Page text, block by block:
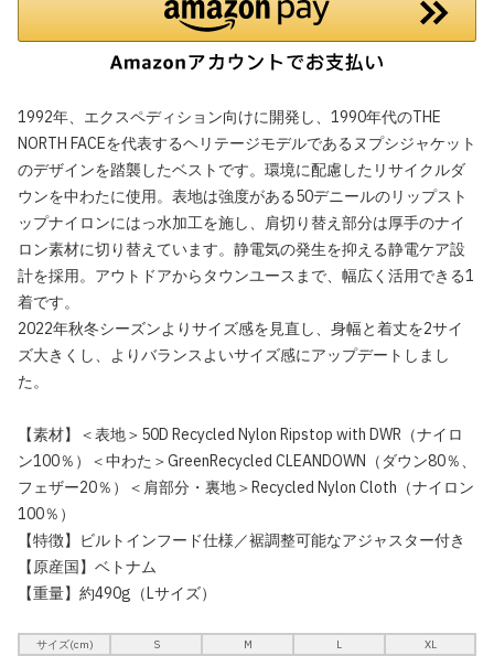
1992年、エクスペディション向けに開発し、1990年代のTHE
NORTH FACEを代表するヘリテージモデルであるヌプシジャケット
のデザインを踏襲したベストです。環境に配慮したリサイクルダ
ウンを中わたに使用。表地は強度がある50デニールのリップスト
ップナイロンにはっ水加工を施し、肩切り替え部分は厚手のナイ
ロン素材に切り替えています。静電気の発生を抑える静電ケア設
計を採用。アウトドアからタウンユースまで、幅広く活用できる1
着です。
2022年秋冬シーズンよりサイズ感を見直し、身幅と着丈を2サイ
ズ大きくし、よりバランスよいサイズ感にアップデートしまし
た。
【素材】＜表地＞50D Recycled Nylon Ripstop with DWR（ナイロ
ン100％）＜中わた＞GreenRecycled CLEANDOWN（ダウン80％、
フェザー20％）＜肩部分・裏地＞Recycled Nylon Cloth（ナイロン
100％）
【特徴】ビルトインフード仕様／裾調整可能なアジャスター付き
【原産国】ベトナム
【重量】約490g（Lサイズ）
サイズ(cm) S M L
XL